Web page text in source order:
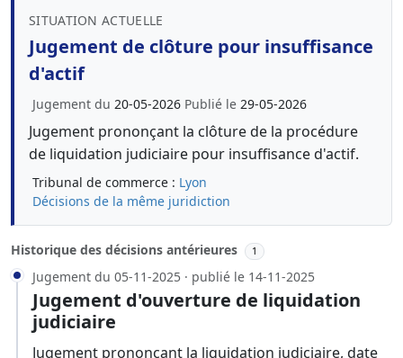
SITUATION ACTUELLE
Jugement de clôture pour insuffisance
d'actif
Jugement du 20-05-2026 Publié le 29-05-2026
Jugement prononçant la clôture de la procédure
de liquidation judiciaire pour insuffisance d'actif.
Tribunal de commerce : Lyon
Décisions de la même juridiction
Historique des décisions antérieures 1
Jugement du 05-11-2025 · publié le 14-11-2025
Jugement d'ouverture de liquidation
judiciaire
Jugement prononçant la liquidation judiciaire, date